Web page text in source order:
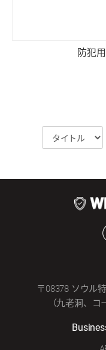
防犯
〒08378 ソウル
（九老洞、コ